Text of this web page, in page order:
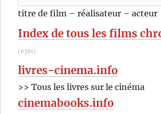
pour
titre de film – réalisateur – acteur
Index de tous les films
(6381)
livres-cinema.info
>> Tous les livres sur le cinéma
cinemabooks.info